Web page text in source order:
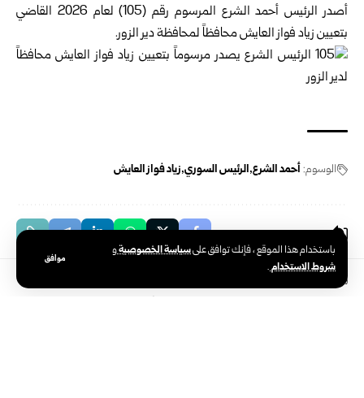
باستخدام هذا الموقع ، فإنك توافق علىسياسة الخصوصيةو
شروط الاستخدام.
موافق
أصدر الرئيس أحمد الشرع المرسوم رقم (105) لعام 2026 القاضي
بتعيين زياد فواز العايش محافظاً لمحافظة دير الزور.
الوسوم: أحمد الشرع الرئيس السوري زياد فواز العايش
رئاسة الجمهورية